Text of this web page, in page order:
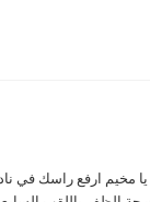
يا مخيم ارفع راسك في